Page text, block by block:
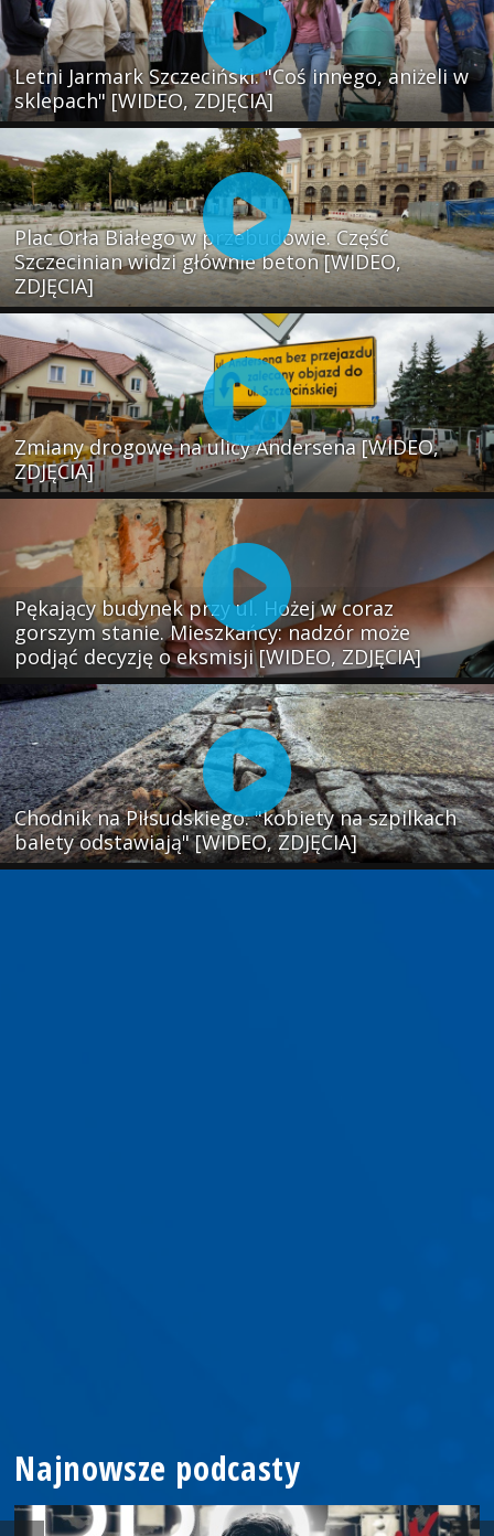
Letni Jarmark Szczeciński. "Coś innego, aniżeli w
sklepach" [WIDEO, ZDJĘCIA]
Plac Orła Białego w przebudowie. Część
Szczecinian widzi głównie beton [WIDEO,
ZDJĘCIA]
Zmiany drogowe na ulicy Andersena [WIDEO,
ZDJĘCIA]
Pękający budynek przy ul. Hożej w coraz
gorszym stanie. Mieszkańcy: nadzór może
podjąć decyzję o eksmisji [WIDEO, ZDJĘCIA]
Chodnik na Piłsudskiego: "kobiety na szpilkach
balety odstawiają" [WIDEO, ZDJĘCIA]
Najnowsze podcasty